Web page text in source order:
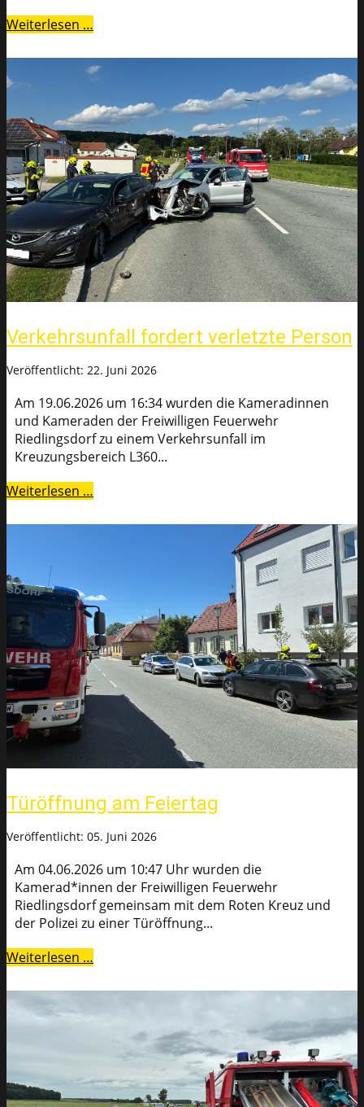
Weiterlesen …
Verkehrsunfall fordert verletzte Person
Veröffentlicht: 22. Juni 2026
Am 19.06.2026 um 16:34 wurden die Kameradinnen
und Kameraden der Freiwilligen Feuerwehr
Riedlingsdorf zu einem Verkehrsunfall im
Kreuzungsbereich L360...
Weiterlesen …
Türöffnung am Feiertag
Veröffentlicht: 05. Juni 2026
Am 04.06.2026 um 10:47 Uhr wurden die
Kamerad*innen der Freiwilligen Feuerwehr
Riedlingsdorf gemeinsam mit dem Roten Kreuz und
der Polizei zu einer Türöffnung...
Weiterlesen …